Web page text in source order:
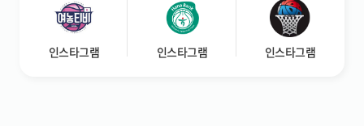
인스타그램 인스타그램 인스타그램